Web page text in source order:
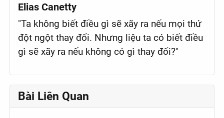
Elias Canetty
"Ta không biết điều gì sẽ xãy ra nếu mọi thứ
đột ngột thay đổi. Nhưng liệu ta có biết điều
gì sẽ xãy ra nếu không có gì thay đổi?"
Bài Liên Quan